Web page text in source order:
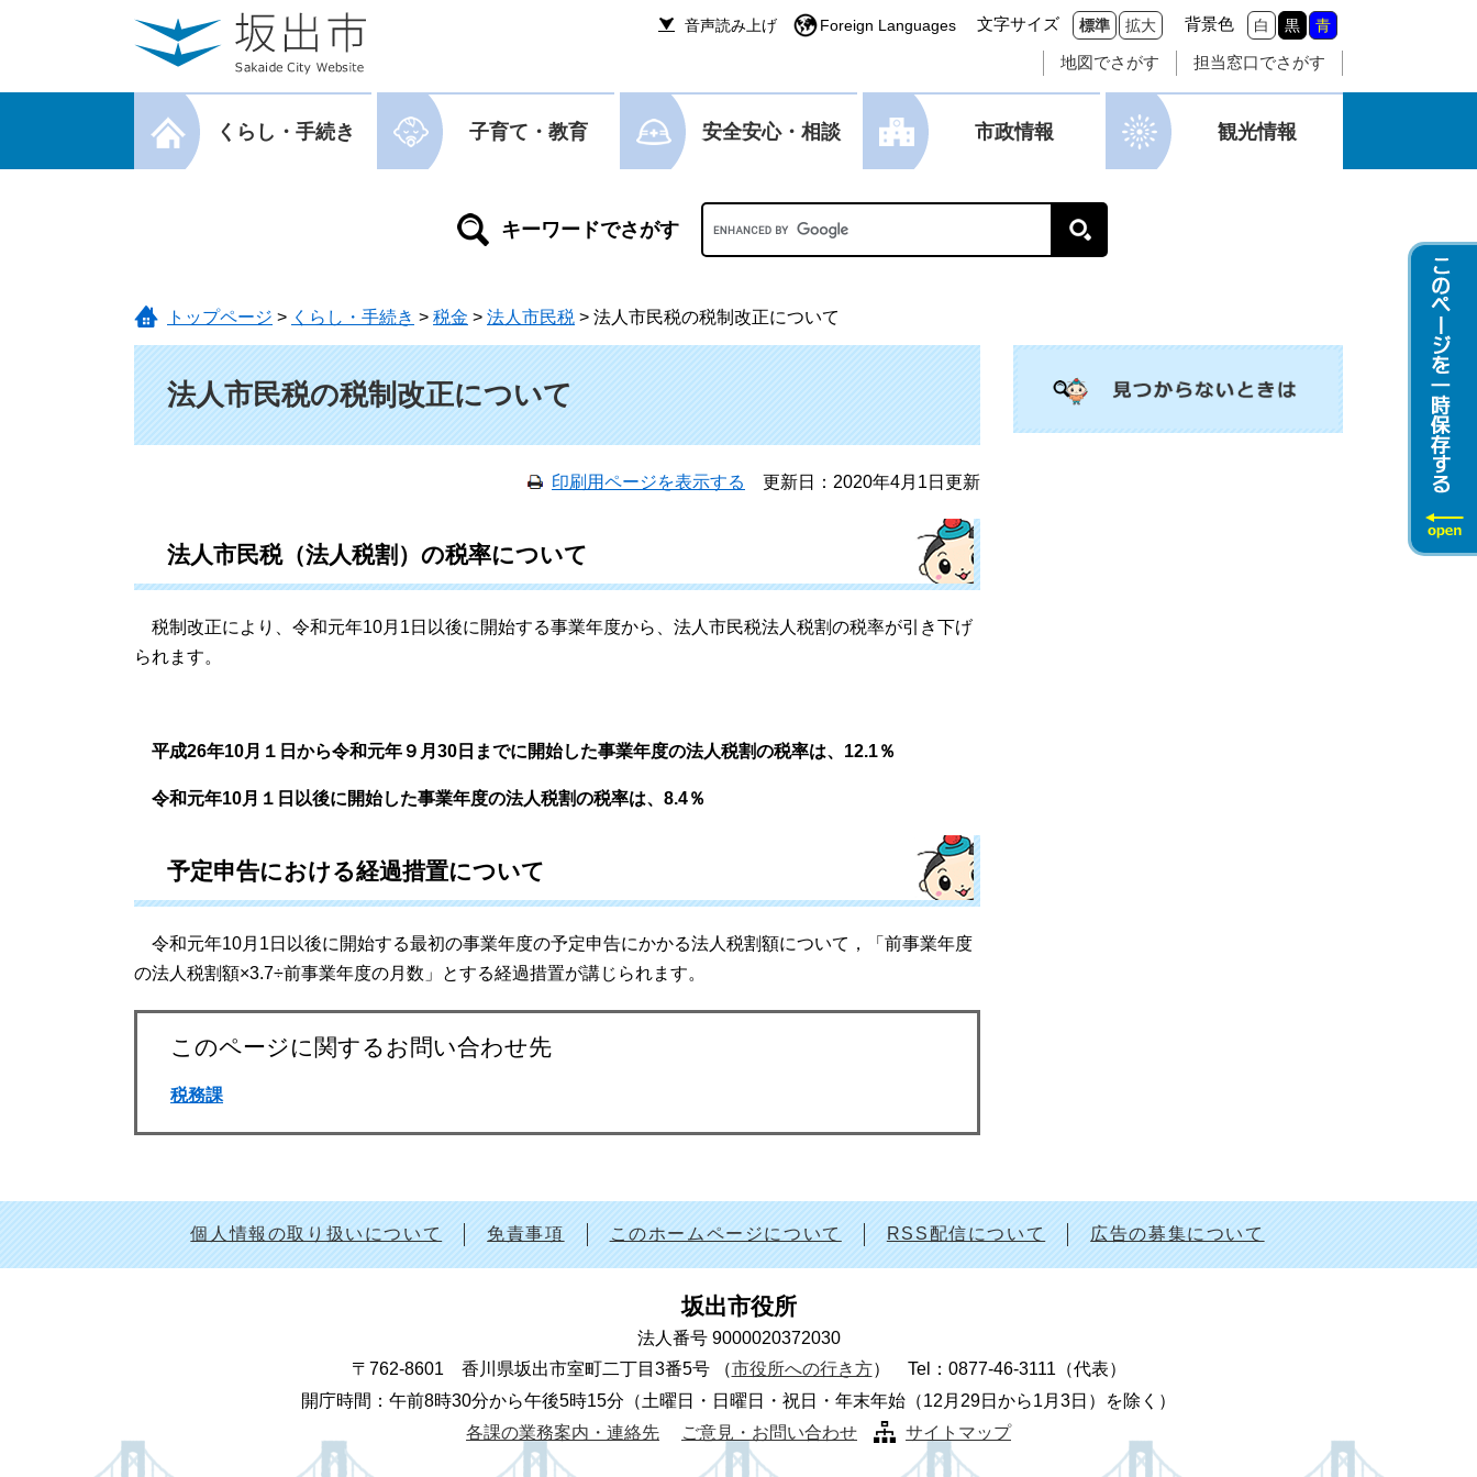
音声読み上げ Foreign Languages 文字サイズ 標準 拡大 背景色 白 黒 青
地図でさがす 担当窓口でさがす
メニューを閉じる
くらし・手続き 子育て・教育 安全安心・相談 市政情報 観光情報
Googleカスタム検索
トップページ > くらし・手続き > 税金 > 法人市民税 > 法人市民税の税制改正について
法人市民税の税制改正について
印刷用ページを表示する 更新日：2020年4月1日更新
法人市民税（法人税割）の税率について
税制改正により、令和元年10月1日以後に開始する事業年度から、法人市民税法人税割の税率が引き下げ
られます。
平成26年10月１日から令和元年９月30日までに開始した事業年度の法人税割の税率は、12.1％
令和元年10月１日以後に開始した事業年度の法人税割の税率は、8.4％
予定申告における経過措置について
令和元年10月1日以後に開始する最初の事業年度の予定申告にかかる法人税割額について，「前事業年度
の法人税割額×3.7÷前事業年度の月数」とする経過措置が講じられます。
このページに関するお問い合わせ先
税務課
個人情報の取り扱いについて 免責事項 このホームページについて RSS配信について 広告の募集について
坂出市役所
法人番号 9000020372030
〒762-8601 香川県坂出市室町二丁目3番5号
（市役所への行き方）
Tel：0877-46-3111（代表）
開庁時間：午前8時30分から午後5時15分（土曜日・日曜日・祝日・年末年始（12月29日から1月3日）を除く）
各課の業務案内・連絡先
ご意見・お問い合わせ サイトマップ